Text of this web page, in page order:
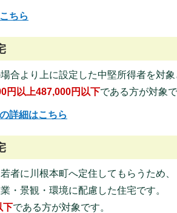
ちら
合より上に設定した中堅所得者を対象
円以上487,000円以下である方が対象で
詳細はこちら
者に川根本町へ定住してもらうため
・景観・環境に配慮した住宅です。
下である方が対象です。